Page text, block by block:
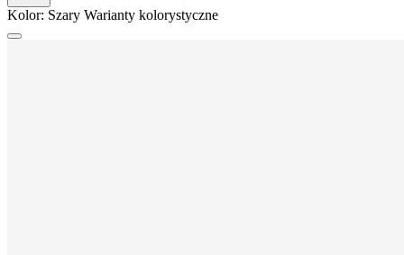
Kolor: Szary Warianty kolorystyczne